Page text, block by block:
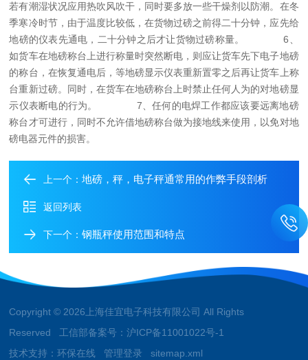
若有潮湿状况应用热吹风吹干，同时要多放一些干燥剂以防潮。在冬
季寒冷时节，由于温度比较低，在货物过磅之前得二十分钟，应先给
地磅的仪表先通电，二十分钟之后才让货物过磅称量。
6、
如货车在地磅称台上进行称量时突然断电，则应让货车先下电子地磅
的称台，在恢复通电后，等地磅显示仪表重新置零之后再让货车上称
台重新过磅。同时，在货车在地磅称台上时禁止任何人为的对地磅显
示仪表断电的行为。
7、任何的电焊工作都应该要远离地磅
称台才可进行，同时不允许借地磅称台做为接地线来使用，以免对地
磅电器元件的损害。
上一个：地磅，秤，电子秤通常用的作弊手段剖析
返回列表
下一个：钢瓶秤使用范围和特点
Copyright © 2026上海佳宜电子科技有限公司 All Rights
Reserved 工信部备案号：沪ICP备11001022号-1
技术支持：环保在线 管理登录 sitemap.xml